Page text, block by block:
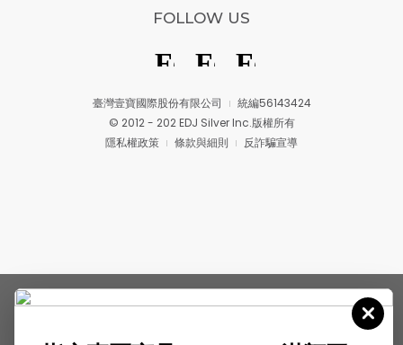
臺灣壹寶國際股份有限公司
統編56143424
© 2012 - 202 EDJ Silver Inc.版權所有
隱私權政策
條款與細則 反詐騙宣導
FOLLOW US